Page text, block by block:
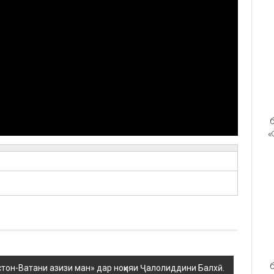
Ватани азизи ман» дар ноҳияи Ҷалолиддини Балхӣ.